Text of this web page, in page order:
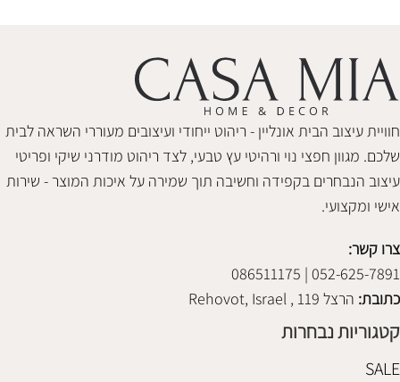
חוויית עיצוב הבית אונליין - ריהוט ייחודי ועיצובים מעוררי השראה לבית
שלכם. מגוון חפצי נוי ורהיטי עץ טבעי, לצד ריהוט מודרני שיקי ופריטי
עיצוב הנבחרים בקפידה וחשיבה תוך שמירה על איכות המוצר - שירות
אישי ומקצועי.
צרו קשר:
052-625-7891 | 086511175
כתובת: הרצל 119 , Rehovot, Israel
קטגוריות נבחרות
SALE